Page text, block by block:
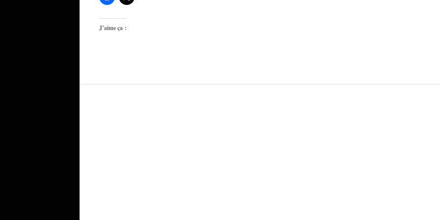
J’aime ça :